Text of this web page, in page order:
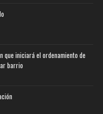
que iniciará el ordenamiento de
barrio